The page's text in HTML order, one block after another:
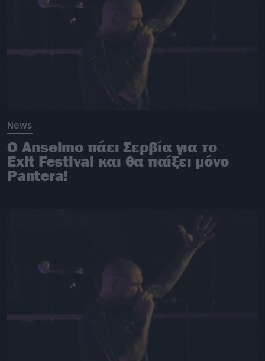
News
Ο Anselmo πάει Σερβία για το
Exit Festival και θα παίξει μόνο
Pantera!